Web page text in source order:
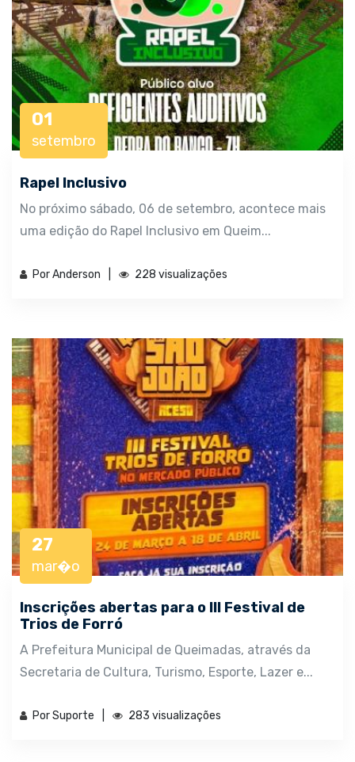
01
setembro
Rapel Inclusivo
No próximo sábado, 06 de setembro, acontece mais
uma edição do Rapel Inclusivo em Queim...
Por Anderson 228 visualizações
27
mar�o
Inscrições abertas para o III Festival de
Trios de Forró
A Prefeitura Municipal de Queimadas, através da
Secretaria de Cultura, Turismo, Esporte, Lazer e...
Por Suporte 283 visualizações